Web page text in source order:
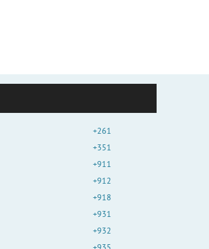
+261
+351
+911
+912
+918
+931
+932